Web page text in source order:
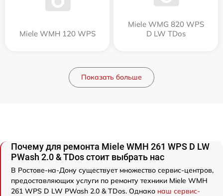
Miele WMH 120 WPS
Miele WMG 820 WPS
D LW TDos
Показать больше
Почему для ремонта Miele WMH 261 WPS D LW
PWash 2.0 & TDos стоит выбрать нас
В Ростове-на-Дону существует множество сервис-центров,
предоставляющих услуги по ремонту техники Miele WMH
261 WPS D LW PWash 2.0 & TDos. Однако наш сервис-